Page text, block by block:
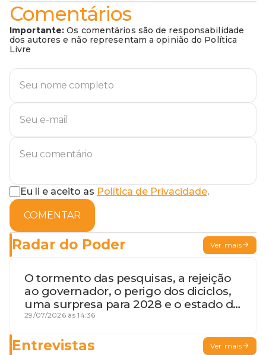
Comentários
Importante: Os comentários são de responsabilidade
dos autores e não representam a opinião do Política
Livre
Eu li e aceito as Política de Privacidade.
COMENTAR
Radar do Poder Ver mais
O tormento das pesquisas, a rejeição
ao governador, o perigo dos diciclos,
uma surpresa para 2028 e o estado de
terceira guerra mundial
29/07/2026 às 14:36
Entrevistas Ver mais